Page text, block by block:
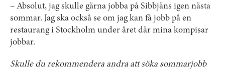
– Absolut, jag skulle gärna jobba på Sibbjäns igen nästa
sommar. Jag ska också se om jag kan få jobb på en
restaurang i Stockholm under året där mina kompisar
jobbar.
Skulle du rekommendera andra att söka sommarjobb